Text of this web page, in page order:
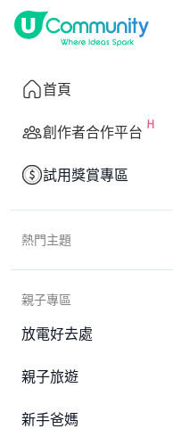
首頁
創作者合作平台
試用獎賞專區
熱門主題
親子專區
放電好去處
親子旅遊
新手爸媽